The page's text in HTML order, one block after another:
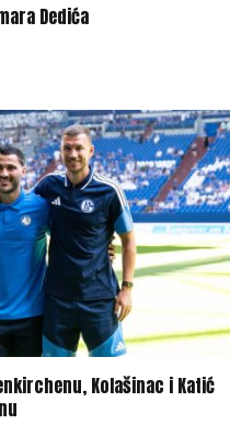
Dedića
Kolašinac i Katić